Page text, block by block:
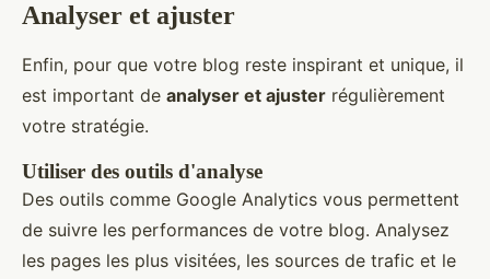
Analyser et ajuster
Enfin, pour que votre blog reste inspirant et unique, il
est important de analyser et ajuster régulièrement
votre stratégie.
Utiliser des outils d'analyse
Des outils comme Google Analytics vous permettent
de suivre les performances de votre blog. Analysez
les pages les plus visitées, les sources de trafic et le